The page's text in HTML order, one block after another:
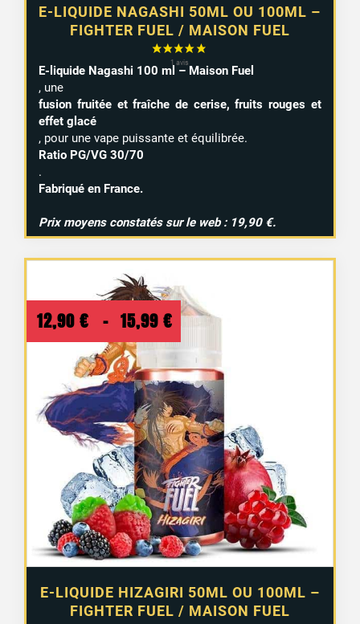
E-LIQUIDE NAGASHI 50ML OU 100ML –
FIGHTER FUEL / MAISON FUEL
E-liquide Nagashi 100 ml – Maison Fuel
, une
fusion fruitée et fraîche de cerise, fruits rouges et
effet glacé
, pour une vape puissante et équilibrée.
Ratio PG/VG 30/70
.
Fabriqué en France.
Prix moyens constatés sur le web : 19,90 €.
E-LIQUIDE HIZAGIRI 50ML OU 100ML –
FIGHTER FUEL / MAISON FUEL
12,90 € – 15,99 € Plage
de
prix :
12,90 €
à
15,99 €